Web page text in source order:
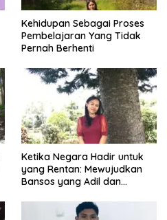
Kehidupan Sebagai Proses
Pembelajaran Yang Tidak
Pernah Berhenti
Ketika Negara Hadir untuk
yang Rentan: Mewujudkan
Bansos yang Adil dan